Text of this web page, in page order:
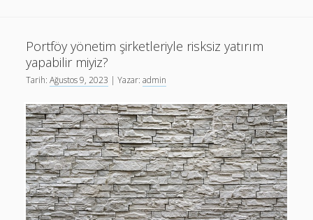
hakkında
bilinmesi
gerekenler
Portföy yönetim şirketleriyle risksiz yatırım
yapabilir miyiz?
Tarih:Ağustos 9, 2023 | Yazar:admin